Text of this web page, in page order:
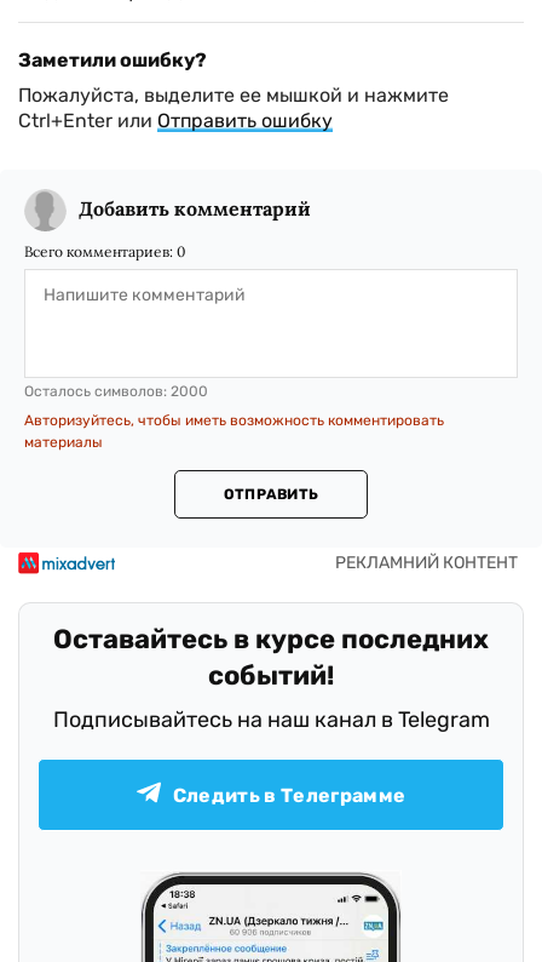
Заметили ошибку?
Пожалуйста, выделите ее мышкой и нажмите
Ctrl+Enter или Отправить ошибку
Добавить комментарий
Всего комментариев: 0
Осталось символов: 2000
Авторизуйтесь, чтобы иметь возможность комментировать
материалы
ОТПРАВИТЬ
Оставайтесь в курсе последних
событий!
Подписывайтесь на наш канал в Telegram
Следить в Телеграмме